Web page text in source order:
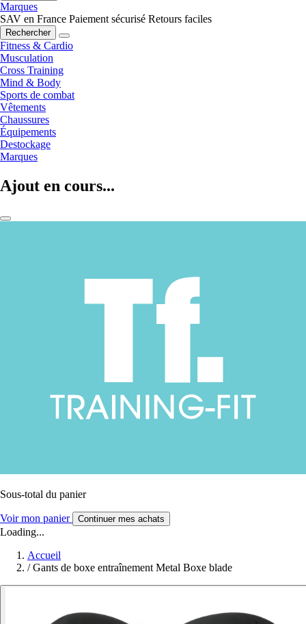
Marques
SAV en France Paiement sécurisé Retours faciles
Rechercher
Fitness & Cardio
Musculation
Cross Training
Mind & Body
Sports de combat
Vêtements
Chaussures
Équipements
Destockage
Marques
Ajout en cours...
Sous-total du panier
Voir mon panier Continuer mes achats
Loading...
Accueil
/ Gants de boxe entraînement Metal Boxe blade